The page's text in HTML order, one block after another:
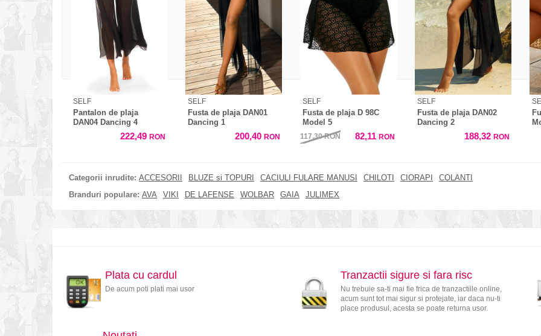
SELF
Pantalon de plaja
DAN04 Dancing 4
222,49 RON
SELF
Fusta de plaja DAN01
Dancing 1
200,40 RON
SELF
Fusta de plaja D 98C
Model 5
117,30RON 82,11 RON
SELF
Fusta de plaja DAN02
Dancing 2
188,32 RON
Categorii inrudite: ACCESORII BLUZE si TOPURI CACIULI FULARE MANUSI CHILOTI CIORAPI
COLANTI
Branduri populare: AVA VIKI DE LAFENSE WOLBAR GAIA JULIMEX
Plata cu cardul
De acum poti plati mai usor
Tranzactii sigure si fara risc
Nu trebuie sa-ti mai fie frica de tranzactiile online,
acum sunt tot mai sigur si protejate, iar daca nu-ti
place produsul, acesta se poate returna usor.